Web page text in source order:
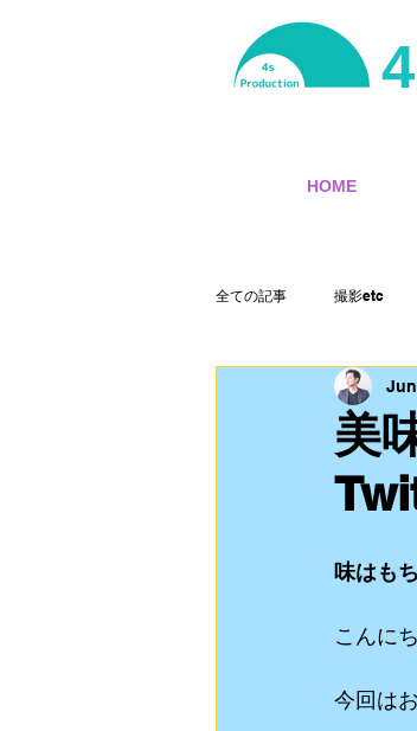
HOME
全ての記事 撮影etc
ユー
ゲッ
食Blog
美
味はも
こんに
今回は